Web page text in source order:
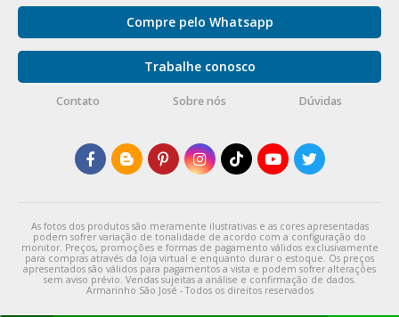
Compre pelo Whatsapp
Trabalhe conosco
Contato Sobre nós Dúvidas
As fotos dos produtos são meramente ilustrativas e as cores apresentadas
podem sofrer variação de tonalidade de acordo com a configuração do
monitor. Preços, promoções e formas de pagamento válidos exclusivamente
para compras através da loja virtual e enquanto durar o estoque. Os preços
apresentados são válidos para pagamentos a vista e podem sofrer alterações
sem aviso prévio. Vendas sujeitas a análise e confirmação de dados.
Armarinho São José - Todos os direitos reservados